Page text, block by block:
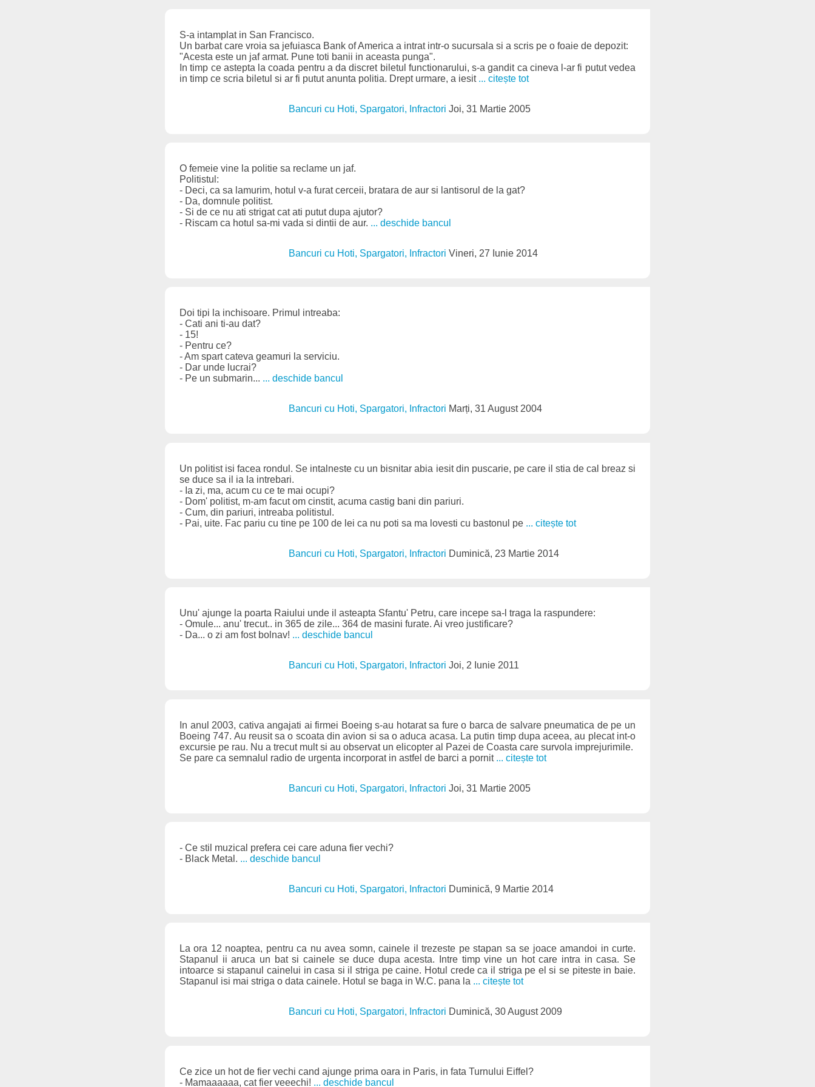
S-a intamplat in San Francisco.
Un barbat care vroia sa jefuiasca Bank of America a intrat intr-o sucursala si a scris pe o foaie de depozit:
"Acesta este un jaf armat. Pune toti banii in aceasta punga".
In timp ce astepta la coada pentru a da discret biletul functionarului, s-a gandit ca cineva l-ar fi putut vedea
in timp ce scria biletul si ar fi putut anunta politia. Drept urmare, a iesit ... citește tot
Bancuri cu Hoti, Spargatori, InfractoriJoi, 31 Martie 2005
O femeie vine la politie sa reclame un jaf.
Politistul:
- Deci, ca sa lamurim, hotul v-a furat cerceii, bratara de aur si lantisorul de la gat?
- Da, domnule politist.
- Si de ce nu ati strigat cat ati putut dupa ajutor?
- Riscam ca hotul sa-mi vada si dintii de aur. ... deschide bancul
Bancuri cu Hoti, Spargatori, InfractoriVineri, 27 Iunie 2014
Doi tipi la inchisoare. Primul intreaba:
- Cati ani ti-au dat?
- 15!
- Pentru ce?
- Am spart cateva geamuri la serviciu.
- Dar unde lucrai?
- Pe un submarin... ... deschide bancul
Bancuri cu Hoti, Spargatori, Infractori Marți, 31 August 2004
Un politist isi facea rondul. Se intalneste cu un bisnitar abia iesit din puscarie, pe care il stia de cal breaz si
se duce sa il ia la intrebari.
- Ia zi, ma, acum cu ce te mai ocupi?
- Dom' politist, m-am facut om cinstit, acuma castig bani din pariuri.
- Cum, din pariuri, intreaba politistul.
- Pai, uite. Fac pariu cu tine pe 100 de lei ca nu poti sa ma lovesti cu bastonul pe ... citește tot
Bancuri cu Hoti, Spargatori, Infractori Duminică, 23 Martie 2014
Unu' ajunge la poarta Raiului unde il asteapta Sfantu' Petru, care incepe sa-l traga la raspundere:
- Omule... anu' trecut.. in 365 de zile... 364 de masini furate. Ai vreo justificare?
- Da... o zi am fost bolnav! ... deschide bancul
Bancuri cu Hoti, Spargatori, InfractoriJoi, 2 Iunie 2011
In anul 2003, cativa angajati ai firmei Boeing s-au hotarat sa fure o barca de salvare pneumatica de pe un
Boeing 747. Au reusit sa o scoata din avion si sa o aduca acasa. La putin timp dupa aceea, au plecat int-o
excursie pe rau. Nu a trecut mult si au observat un elicopter al Pazei de Coasta care survola imprejurimile.
Se pare ca semnalul radio de urgenta incorporat in astfel de barci a pornit ... citește tot
Bancuri cu Hoti, Spargatori, InfractoriJoi, 31 Martie 2005
- Ce stil muzical prefera cei care aduna fier vechi?
- Black Metal. ... deschide bancul
Bancuri cu Hoti, Spargatori, Infractori Duminică, 9 Martie 2014
La ora 12 noaptea, pentru ca nu avea somn, cainele il trezeste pe stapan sa se joace amandoi in curte.
Stapanul ii aruca un bat si cainele se duce dupa acesta. Intre timp vine un hot care intra in casa. Se
intoarce si stapanul cainelui in casa si il striga pe caine. Hotul crede ca il striga pe el si se piteste in baie.
Stapanul isi mai striga o data cainele. Hotul se baga in W.C. pana la ... citește tot
Bancuri cu Hoti, Spargatori, Infractori Duminică, 30 August 2009
Ce zice un hot de fier vechi cand ajunge prima oara in Paris, in fata Turnului Eiffel?
- Mamaaaaaa, cat fier veeechi! ... deschide bancul